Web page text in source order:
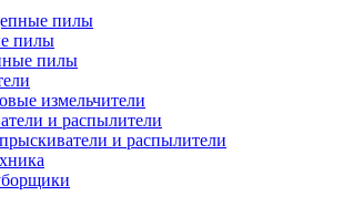
пилы
пилы
пилы
измельчители
и распылители
и распылители